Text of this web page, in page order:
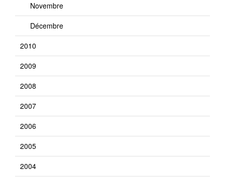
Novembre
Décembre
2010
2009
2008
2007
2006
2005
2004